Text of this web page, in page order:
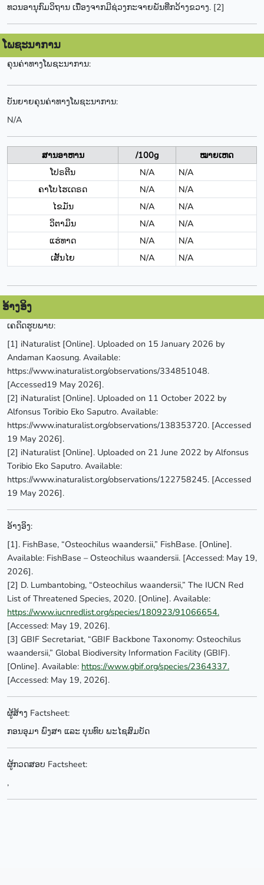
ທວນອານຸກົມວິຖານ ເນື່ອງຈາກມີຊ່ວງກະຈາຍພັນທີ່ກວ້າງຂວາງ. [2]
ໂພຊະນາການ
ຄຸນຄ່າທາງໂພຊະນາການ:
ບັນຍາຍຄຸນຄ່າທາງໂພຊະນາການ:
N/A
ສານອາຫານ /100g
ໝາຍເຫດ
ໂປຣຕີນ
N/A
N/A
ຄາໂບໄຮເດຣດ
N/A
N/A
ໄຂມັນ
N/A
N/A
ວິຕາມິນ
N/A
N/A
ແຮ່ທາດ
N/A
N/A
ເສັ້ນໄຍ
N/A N/A
ອ້າງອິງ
ເຄດິດຮູບພາບ:
[1] iNaturalist [Online]. Uploaded on 15 January 2026 by
Andaman Kaosung. Available:
https://www.inaturalist.org/observations/334851048.
[Accessed19 May 2026].
[2] iNaturalist [Online]. Uploaded on 11 October 2022 by
Alfonsus Toribio Eko Saputro. Available:
https://www.inaturalist.org/observations/138353720. [Accessed
19 May 2026].
[2] iNaturalist [Online]. Uploaded on 21 June 2022 by Alfonsus
Toribio Eko Saputro. Available:
https://www.inaturalist.org/observations/122758245. [Accessed
19 May 2026].
ອ້າງອິງ:
[1]. FishBase, “Osteochilus waandersii,” FishBase. [Online].
Available: FishBase – Osteochilus waandersii. [Accessed: May 19,
2026].
[2] D. Lumbantobing, “Osteochilus waandersii,” The IUCN Red
List of Threatened Species, 2020. [Online]. Available:
https://www.iucnredlist.org/species/180923/91066654.
[Accessed: May 19, 2026].
[3] GBIF Secretariat, “GBIF Backbone Taxonomy: Osteochilus
waandersii,” Global Biodiversity Information Facility (GBIF).
[Online]. Available: https://www.gbif.org/species/2364337.
[Accessed: May 19, 2026].
ຜູ້ສ້າງ Factsheet:
ກອນອຸມາ ພົງສາ ແລະ ບຸນທົບ ພະໄຊສົມບັດ
ຜູ້ກວດສອບ Factsheet:
,